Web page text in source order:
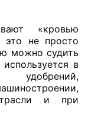
«кровью
это не просто
можно судить
в
удобрений,
и при